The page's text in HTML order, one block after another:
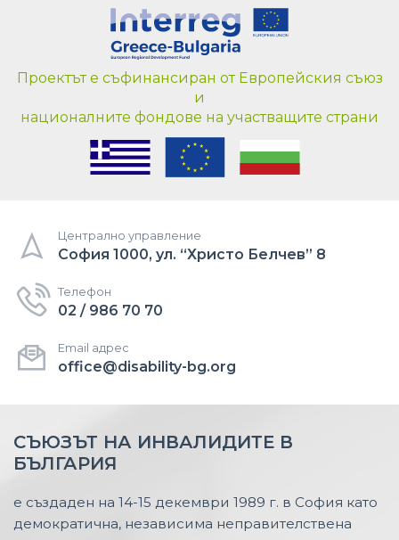
Проектът е съфинансиран от Европейския съюз
и
националните фондове на участващите страни
Централно управление
София 1000, ул. “Христо Белчев” 8
Телефон
02 / 986 70 70
Email адрес
office@disability-bg.org
СЪЮЗЪТ НА ИНВАЛИДИТЕ В
БЪЛГАРИЯ
е създаден на 14-15 декември 1989 г. в София като
демократична, независима неправителствена